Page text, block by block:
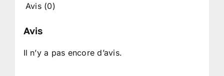
Avis (0)
Avis
Il n’y a pas encore d’avis.